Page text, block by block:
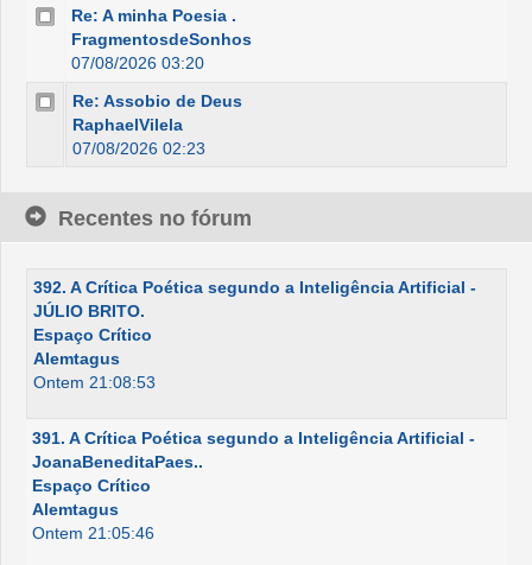
Re: A minha Poesia .
FragmentosdeSonhos
07/08/2026 03:20
Re: Assobio de Deus
RaphaelVilela
07/08/2026 02:23
Recentes no fórum
392. A Crítica Poética segundo a Inteligência Artificial -
JÚLIO BRITO.
Espaço Crítico
Alemtagus
Ontem 21:08:53
391. A Crítica Poética segundo a Inteligência Artificial -
JoanaBeneditaPaes..
Espaço Crítico
Alemtagus
Ontem 21:05:46